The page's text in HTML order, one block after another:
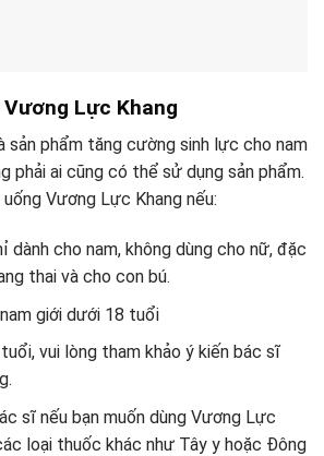
Lực Khang
sản phẩm tăng cường sinh lực cho nam
phải ai cũng có thể sử dụng sản phẩm.
Vương Lực Khang nếu:
dành cho nam, không dùng cho nữ, đặc
thai và cho con bú.
giới dưới 18 tuổi
vui lòng tham khảo ý kiến ​​bác sĩ
sĩ nếu bạn muốn dùng Vương Lực
loại thuốc khác như Tây y hoặc Đông